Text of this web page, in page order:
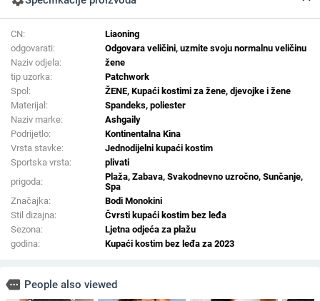
CN:
Liaoning
odgovarati:
Odgovara veličini, uzmite svoju normalnu veličinu
Naziv odjela:
žene
tip uzorka:
Patchwork
Spol:
ŽENE, Kupaći kostimi za žene, djevojke i žene
Materijal:
Spandeks, poliester
Naziv marke:
Ashgaily
Podrijetlo:
Kontinentalna Kina
Vrsta stavke:
Jednodijelni kupaći kostim
Sportska vrsta:
plivati
prigoda:
Plaža, Zabava, Svakodnevno uzročno, Sunčanje,
Spa
Značajka:
Bodi Monokini
Stil dizajna:
Čvrsti kupaći kostim bez leđa
Sezona:
Ljetna odjeća za plažu
godina:
Kupaći kostim bez leđa za 2023
more People also viewed